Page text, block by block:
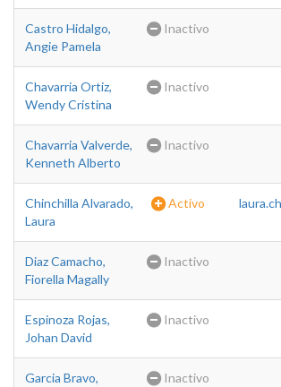
Castro Hidalgo,
Angie Pamela
Inactivo
Chavarria Ortiz,
Wendy Cristina
Inactivo
Chavarria Valverde,
Kenneth Alberto
Inactivo
Chinchilla Alvarado,
Laura
Activo
Diaz Camacho,
Fiorella Magally
Inactivo
Espinoza Rojas,
Johan David
Inactivo
Garcia Bravo,
Inactivo